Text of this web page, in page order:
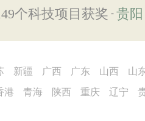
个科技项目获奖 - 贵阳
山
山西
广东
广西
新疆
辽宁
重庆
陕西
青海
港